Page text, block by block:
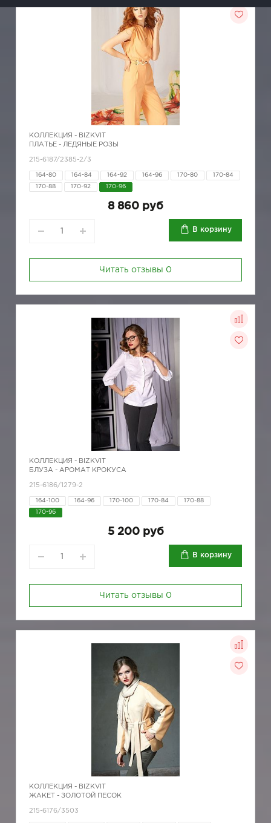
КОЛЛЕКЦИЯ - BIZKVIT
ПЛАТЬЕ - ЛЕДЯНЫЕ РОЗЫ
215-6187/2385-2/3
164-80 164-84 164-92 164-96 170-80 170-84
170-88 170-92 170-96
8 860 руб
В корзину
Читать отзывы 0
КОЛЛЕКЦИЯ - BIZKVIT
БЛУЗА - АРОМАТ КРОКУСА
215-6186/1279-2
164-100 164-96 170-100 170-84 170-88
170-96
5 200 руб
В корзину
Читать отзывы 0
КОЛЛЕКЦИЯ - BIZKVIT
ЖАКЕТ - ЗОЛОТОЙ ПЕСОК
215-6176/3503